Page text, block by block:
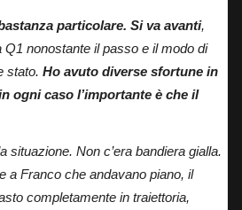
particolare. Si va avanti,
nonostante il passo e il modo di
stato. Ho avuto diverse sfortune in
ogni caso l’importante è che il
situazione. Non c’era bandiera gialla.
a Franco che andavano piano, il
completamente in traiettoria,